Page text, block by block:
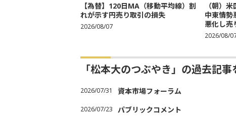
【為替】120日MA（移動平均線）割
れが示す円売り取引の損失
2026/08/07
（朝）
中東情勢
悪化し売
2026/08/
「松本大のつぶやき」の過去記事
2026/07/31 資本市場フォーラム
2026/07/23 パブリックコメント